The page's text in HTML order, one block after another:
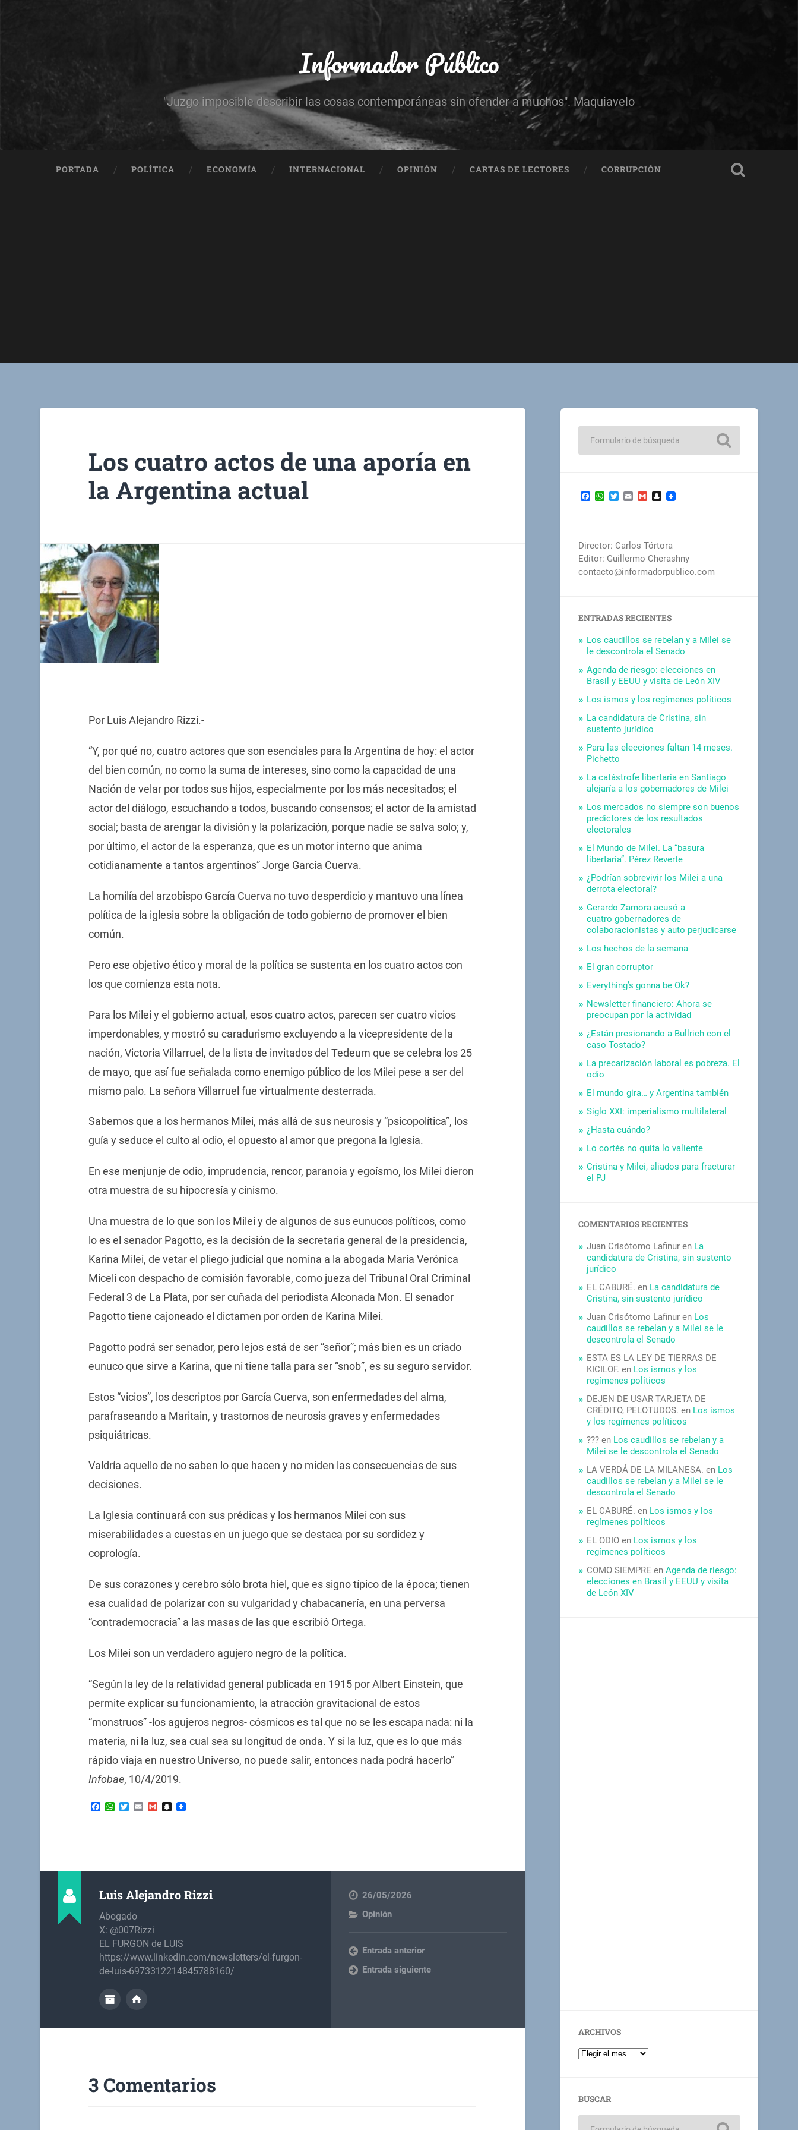
Informador Público
"Juzgo imposible describir las cosas contemporáneas sin ofender a muchos". Maquiavelo
PORTADA POLÍTICA ECONOMÍA INTERNACIONAL OPINIÓN CARTAS DE LECTORES CORRUPCIÓN
Los cuatro actos de una aporía en
la Argentina actual
Por Luis Alejandro Rizzi.-
“Y, por qué no, cuatro actores que son esenciales para la Argentina de hoy: el actor
del bien común, no como la suma de intereses, sino como la capacidad de una
Nación de velar por todos sus hijos, especialmente por los más necesitados; el
actor del diálogo, escuchando a todos, buscando consensos; el actor de la amistad
social; basta de arengar la división y la polarización, porque nadie se salva solo; y,
por último, el actor de la esperanza, que es un motor interno que anima
cotidianamente a tantos argentinos” Jorge García Cuerva.
La homilía del arzobispo García Cuerva no tuvo desperdicio y mantuvo una línea
política de la iglesia sobre la obligación de todo gobierno de promover el bien
común.
Pero ese objetivo ético y moral de la política se sustenta en los cuatro actos con
los que comienza esta nota.
Para los Milei y el gobierno actual, esos cuatro actos, parecen ser cuatro vicios
imperdonables, y mostró su caradurismo excluyendo a la vicepresidente de la
nación, Victoria Villarruel, de la lista de invitados del Tedeum que se celebra los 25
de mayo, que así fue señalada como enemigo público de los Milei pese a ser del
mismo palo. La señora Villarruel fue virtualmente desterrada.
Sabemos que a los hermanos Milei, más allá de sus neurosis y “psicopolítica”, los
guía y seduce el culto al odio, el opuesto al amor que pregona la Iglesia.
En ese menjunje de odio, imprudencia, rencor, paranoia y egoísmo, los Milei dieron
otra muestra de su hipocresía y cinismo.
Una muestra de lo que son los Milei y de algunos de sus eunucos políticos, como
lo es el senador Pagotto, es la decisión de la secretaria general de la presidencia,
Karina Milei, de vetar el pliego judicial que nomina a la abogada María Verónica
Miceli con despacho de comisión favorable, como jueza del Tribunal Oral Criminal
Federal 3 de La Plata, por ser cuñada del periodista Alconada Mon. El senador
Pagotto tiene cajoneado el dictamen por orden de Karina Milei.
Pagotto podrá ser senador, pero lejos está de ser “señor”; más bien es un criado
eunuco que sirve a Karina, que ni tiene talla para ser “snob”, es su seguro servidor.
Estos “vicios”, los descriptos por García Cuerva, son enfermedades del alma,
parafraseando a Maritain, y trastornos de neurosis graves y enfermedades
psiquiátricas.
Valdría aquello de no saben lo que hacen y no miden las consecuencias de sus
decisiones.
La Iglesia continuará con sus prédicas y los hermanos Milei con sus
miserabilidades a cuestas en un juego que se destaca por su sordidez y
coprología.
De sus corazones y cerebro sólo brota hiel, que es signo típico de la época; tienen
esa cualidad de polarizar con su vulgaridad y chabacanería, en una perversa
“contrademocracia” a las masas de las que escribió Ortega.
Los Milei son un verdadero agujero negro de la política.
“Según la ley de la relatividad general publicada en 1915 por Albert Einstein, que
permite explicar su funcionamiento, la atracción gravitacional de estos
“monstruos” -los agujeros negros- cósmicos es tal que no se les escapa nada: ni la
materia, ni la luz, sea cual sea su longitud de onda. Y si la luz, que es lo que más
rápido viaja en nuestro Universo, no puede salir, entonces nada podrá hacerlo”
Infobae, 10/4/2019.
Facebook
WhatsApp
TwitterEmailGmailSnapchat
Luis Alejandro Rizzi
Abogado
X: @007Rizzi
EL FURGON de LUIS
https://www.linkedin.com/newsletters/el-furgon-
de-luis-6973312214845788160/
26/05/2026
Opinión
Entrada anterior
Entrada siguiente
3 Comentarios
Facebook
WhatsApp
TwitterEmailGmailSnapchat
Director: Carlos Tórtora
Editor: Guillermo Cherashny
contacto@informadorpublico.com
ENTRADAS RECIENTES
Los caudillos se rebelan y a Milei se
le descontrola el Senado
Agenda de riesgo: elecciones en
Brasil y EEUU y visita de León XIV
Los ismos y los regímenes políticos
La candidatura de Cristina, sin
sustento jurídico
Para las elecciones faltan 14 meses.
Pichetto
La catástrofe libertaria en Santiago
alejaría a los gobernadores de Milei
Los mercados no siempre son buenos
predictores de los resultados
electorales
El Mundo de Milei. La “basura
libertaria”. Pérez Reverte
¿Podrían sobrevivir los Milei a una
derrota electoral?
Gerardo Zamora acusó a
cuatro gobernadores de
colaboracionistas y auto perjudicarse
Los hechos de la semana
El gran corruptor
Everything’s gonna be Ok?
Newsletter financiero: Ahora se
preocupan por la actividad
¿Están presionando a Bullrich con el
caso Tostado?
La precarización laboral es pobreza. El
odio
El mundo gira… y Argentina también
Siglo XXI: imperialismo multilateral
¿Hasta cuándo?
Lo cortés no quita lo valiente
Cristina y Milei, aliados para fracturar
el PJ
COMENTARIOS RECIENTES
Juan Crisótomo Lafinur en La
candidatura de Cristina, sin sustento
jurídico
EL CABURÉ. en La candidatura de
Cristina, sin sustento jurídico
Juan Crisótomo Lafinur en Los
caudillos se rebelan y a Milei se le
descontrola el Senado
ESTA ES LA LEY DE TIERRAS DE
KICILOF. en Los ismos y los
regímenes políticos
DEJEN DE USAR TARJETA DE
CRÉDITO, PELOTUDOS. en Los ismos
y los regímenes políticos
??? en Los caudillos se rebelan y a
Milei se le descontrola el Senado
LA VERDÁ DE LA MILANESA. en Los
caudillos se rebelan y a Milei se le
descontrola el Senado
EL CABURÉ. en Los ismos y los
regímenes políticos
EL ODIO en Los ismos y los
regímenes políticos
COMO SIEMPRE enAgenda de riesgo:
elecciones en Brasil y EEUU y visita
de León XIV
ARCHIVOS
BUSCAR